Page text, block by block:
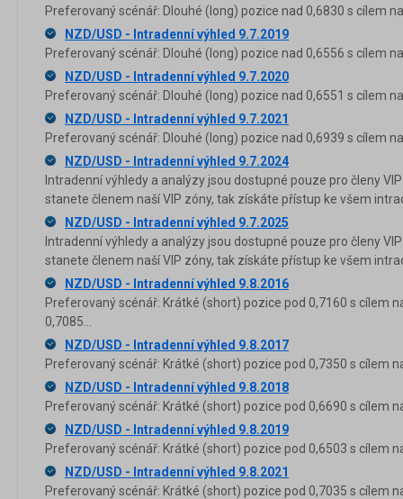
Preferovaný scénář: Dlouhé (long) pozice nad 0,6830 s cílem
NZD/USD - Intradenní výhled 9.7.2019
Preferovaný scénář: Dlouhé (long) pozice nad 0,6556 s cílem
NZD/USD - Intradenní výhled 9.7.2020
Preferovaný scénář: Dlouhé (long) pozice nad 0,6551 s cílem
NZD/USD - Intradenní výhled 9.7.2021
Preferovaný scénář: Dlouhé (long) pozice nad 0,6939 s cílem
NZD/USD - Intradenní výhled 9.7.2024
Intradenní výhledy a analýzy jsou dostupné pouze pro členy
stanete členem naší VIP zóny, tak získáte přístup ke všem
NZD/USD - Intradenní výhled 9.7.2025
Intradenní výhledy a analýzy jsou dostupné pouze pro členy
stanete členem naší VIP zóny, tak získáte přístup ke všem
NZD/USD - Intradenní výhled 9.8.2016
Preferovaný scénář: Krátké (short) pozice pod 0,7160 s cílem
0,7085...
NZD/USD - Intradenní výhled 9.8.2017
Preferovaný scénář: Krátké (short) pozice pod 0,7350 s cílem
NZD/USD - Intradenní výhled 9.8.2018
Preferovaný scénář: Krátké (short) pozice pod 0,6690 s cílem
NZD/USD - Intradenní výhled 9.8.2019
Preferovaný scénář: Krátké (short) pozice pod 0,6503 s cílem
NZD/USD - Intradenní výhled 9.8.2021
Preferovaný scénář: Krátké (short) pozice pod 0,7035 s cílem